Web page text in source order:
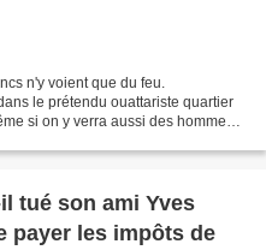
n'y voient que du feu.
le prétendu ouattariste quartier
si on y verra aussi des hommes,
tué son ami Yves
payer les impôts de